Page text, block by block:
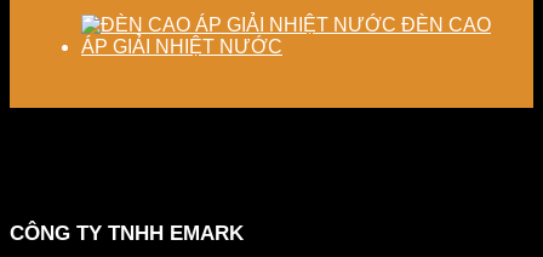
ĐÈN CAO
ÁP GIẢI NHIỆT NƯỚC
CÔNG TY TNHH EMARK